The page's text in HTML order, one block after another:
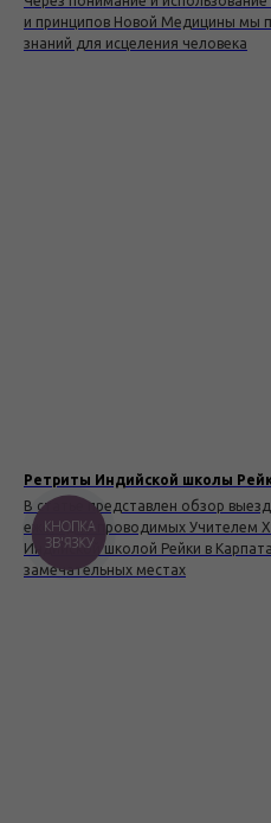
и принципов Новой Медицины мы
знаний для исцеления человека
Ретриты Индийской школы
В статье представлен обзор
ежегодно проводимых Учителем
Индийской школой Рейки в
замечательных местах
КНОПКА
ЗВ'ЯЗКУ